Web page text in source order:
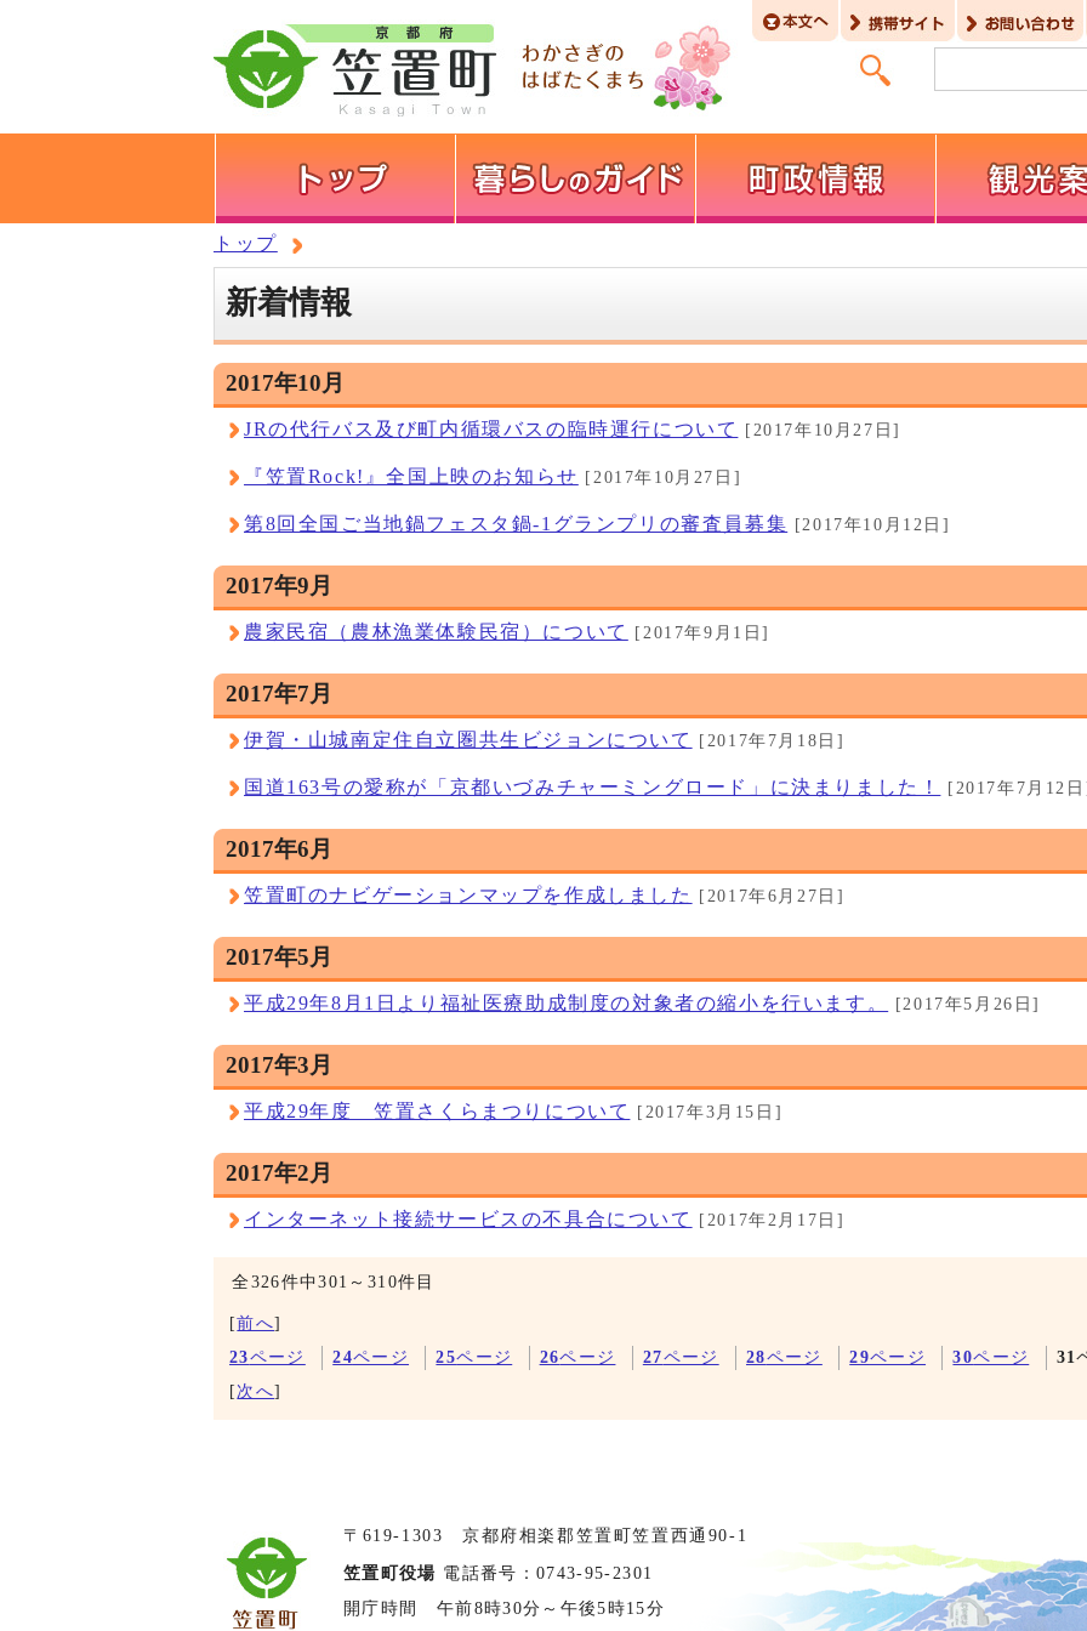
トップ
新着情報
2017年10月
JRの代行バス及び町内循環バスの臨時運行について [2017年10月27日]
『笠置Rock!』全国上映のお知らせ [2017年10月27日]
第8回全国ご当地鍋フェスタ鍋-1グランプリの審査員募集 [2017年10月12日]
2017年9月
農家民宿（農林漁業体験民宿）について [2017年9月1日]
2017年7月
伊賀・山城南定住自立圏共生ビジョンについて [2017年7月18日]
国道163号の愛称が「京都いづみチャーミングロード」に決まりました！ [2017年7月12
2017年6月
笠置町のナビゲーションマップを作成しました [2017年6月27日]
2017年5月
平成29年8月1日より福祉医療助成制度の対象者の縮小を行います。 [2017年5月26日]
2017年3月
平成29年度 笠置さくらまつりについて [2017年3月15日]
2017年2月
インターネット接続サービスの不具合について [2017年2月17日]
全326件中301～310件目
[前へ]
23ページ 24ページ 25ページ 26ページ 27ページ 28ページ 29ページ 30ページ 31
[ 次へ]
〒619-1303 京都府相楽郡笠置町笠置西通90-1
笠置町役場 電話番号：0743-95-2301
開庁時間 午前8時30分～午後5時15分